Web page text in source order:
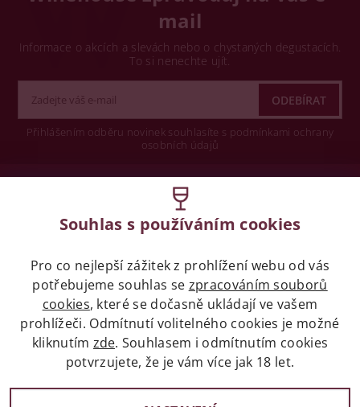
mail
Informace o akcích a slevách nebo o chystaných degustacích.
To si nenechte ujít.
Přihlášením odběru novinek souhlasíte s podmínkami ochrany
osobních údajů
Legislativa
Zákaz prodeje alkoholických nápojů osobám
mladších 18 let.
Naše služby
Souhlas s používáním cookies
Pro co nejlepší zážitek z prohlížení webu od vás
potřebujeme souhlas se zpracováním souborů
cookies, které se dočasně ukládají ve vašem
prohlížeči. Odmítnutí volitelného cookies je možné
kliknutím zde. Souhlasem i odmítnutím cookies
potvrzujete, že je vám více jak 18 let.